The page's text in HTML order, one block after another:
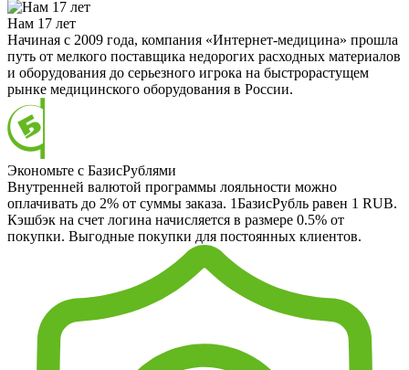
Нам 17 лет
Начиная с 2009 года, компания «Интернет-медицина» прошла
путь от мелкого поставщика недорогих расходных материалов
и оборудования до серьезного игрока на быстрорастущем
рынке медицинского оборудования в России.
Экономьте с БазисРублями
Внутренней валютой программы лояльности можно
оплачивать до 2% от суммы заказа. 1БазисРубль равен 1 RUB.
Кэшбэк на счет логина начисляется в размере 0.5% от
покупки. Выгодные покупки для постоянных клиентов.